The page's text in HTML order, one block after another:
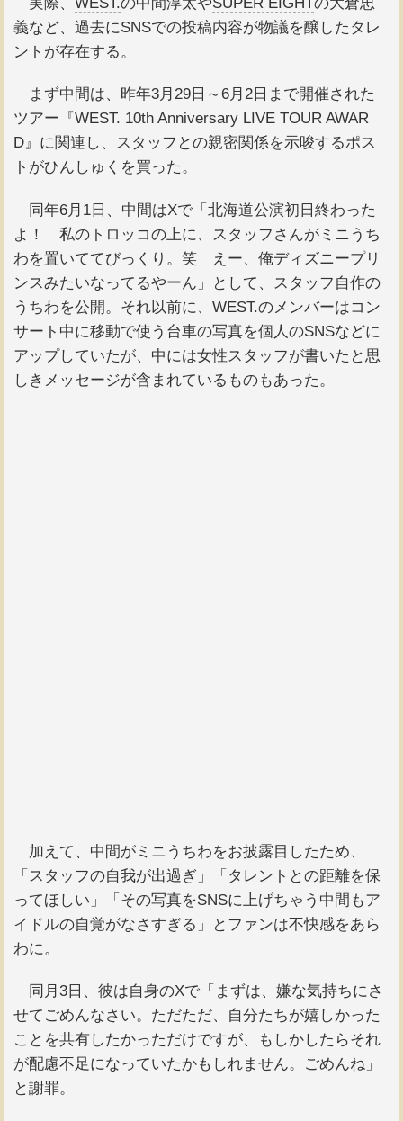
義など、過去にSNSでの投稿内容が物議を醸したタレ
ントが存在する。
まず中間は、昨年3月29日～6月2日まで開催された
ツアー『WEST. 10th Anniversary LIVE TOUR AWAR
D』に関連し、スタッフとの親密関係を示唆するポス
トがひんしゅくを買った。
同年6月1日、中間はXで「北海道公演初日終わった
よ！ 私のトロッコの上に、スタッフさんがミニうち
わを置いててびっくり。笑 えー、俺ディズニープリ
ンスみたいなってるやーん」として、スタッフ自作の
うちわを公開。それ以前に、WEST.のメンバーはコン
サート中に移動で使う台車の写真を個人のSNSなどに
アップしていたが、中には女性スタッフが書いたと思
しきメッセージが含まれているものもあった。
加えて、中間がミニうちわをお披露目したため、
「スタッフの自我が出過ぎ」「タレントとの距離を保
ってほしい」「その写真をSNSに上げちゃう中間もア
イドルの自覚がなさすぎる」とファンは不快感をあら
わに。
同月3日、彼は自身のXで「まずは、嫌な気持ちにさ
せてごめんなさい。ただただ、自分たちが嬉しかった
ことを共有したかっただけですが、もしかしたらそれ
が配慮不足になっていたかもしれません。ごめんね」
と謝罪。